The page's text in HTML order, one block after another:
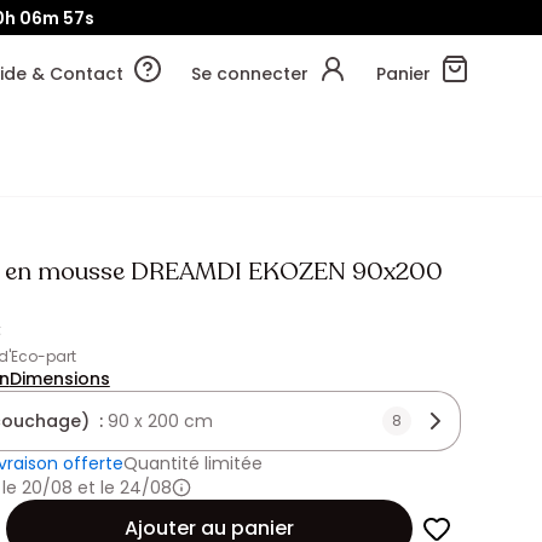
06m 54s
& Contact Se connecter Panier
mousse DREAMDI EKOZEN 90x200
part
Dimensions
: 90 x 200 cm 8
offerteQuantité limitée
20/08 et le 24/08
Ajouter au panier